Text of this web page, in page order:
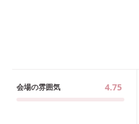
会場の雰囲気 4.75